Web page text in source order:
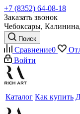
+7 (8352) 64-08-18
Заказать звонок
Чебоксары,
Поиск
Сравнение0
Войти
Каталог Как купить